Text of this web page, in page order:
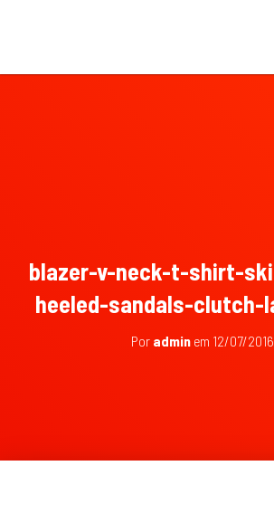
blazer-v-neck-t-shirt-
heeled-sandals-clutch-
Por admin em 12/07/2016